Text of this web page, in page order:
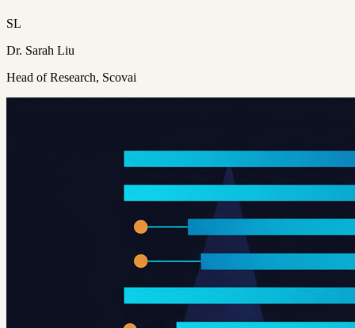
SL
Dr. Sarah Liu
Head of Research, Scovai